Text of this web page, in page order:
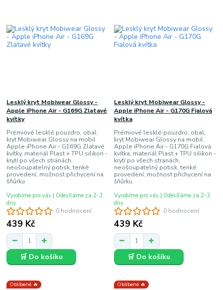
0 hodnocení
Lesklý kryt Mobiwear Glossy -
Apple iPhone Air - G169G Zlatavé
kvítky
Prémiové lesklé pouzdro, obal,
kryt Mobiwear Glossy na mobil
Apple iPhone Air - G169G Zlatavé
kvítky, materiál Plast + TPU silikon -
krytí po všech stranách,
neošoupatelný potisk, tenké
provedení, možnost přichycení na
šňůrku
439 Kč
Vyrobíme pro vás | Odesíláme za 2-3
dny
🛒 Do košíku
0 hodnocení
Lesklý kryt Mobiwear Glossy -
Apple iPhone Air - G170G Fialová
kvítka
Prémiové lesklé pouzdro, obal,
kryt Mobiwear Glossy na mobil
Apple iPhone Air - G170G Fialová
kvítka, materiál Plast + TPU silikon -
krytí po všech stranách,
neošoupatelný potisk, tenké
provedení, možnost přichycení na
šňůrku
439 Kč
Vyrobíme pro vás | Odesíláme za 2-3
dny
🛒 Do košíku
Oblíbené 🔥
Oblíbené 🔥